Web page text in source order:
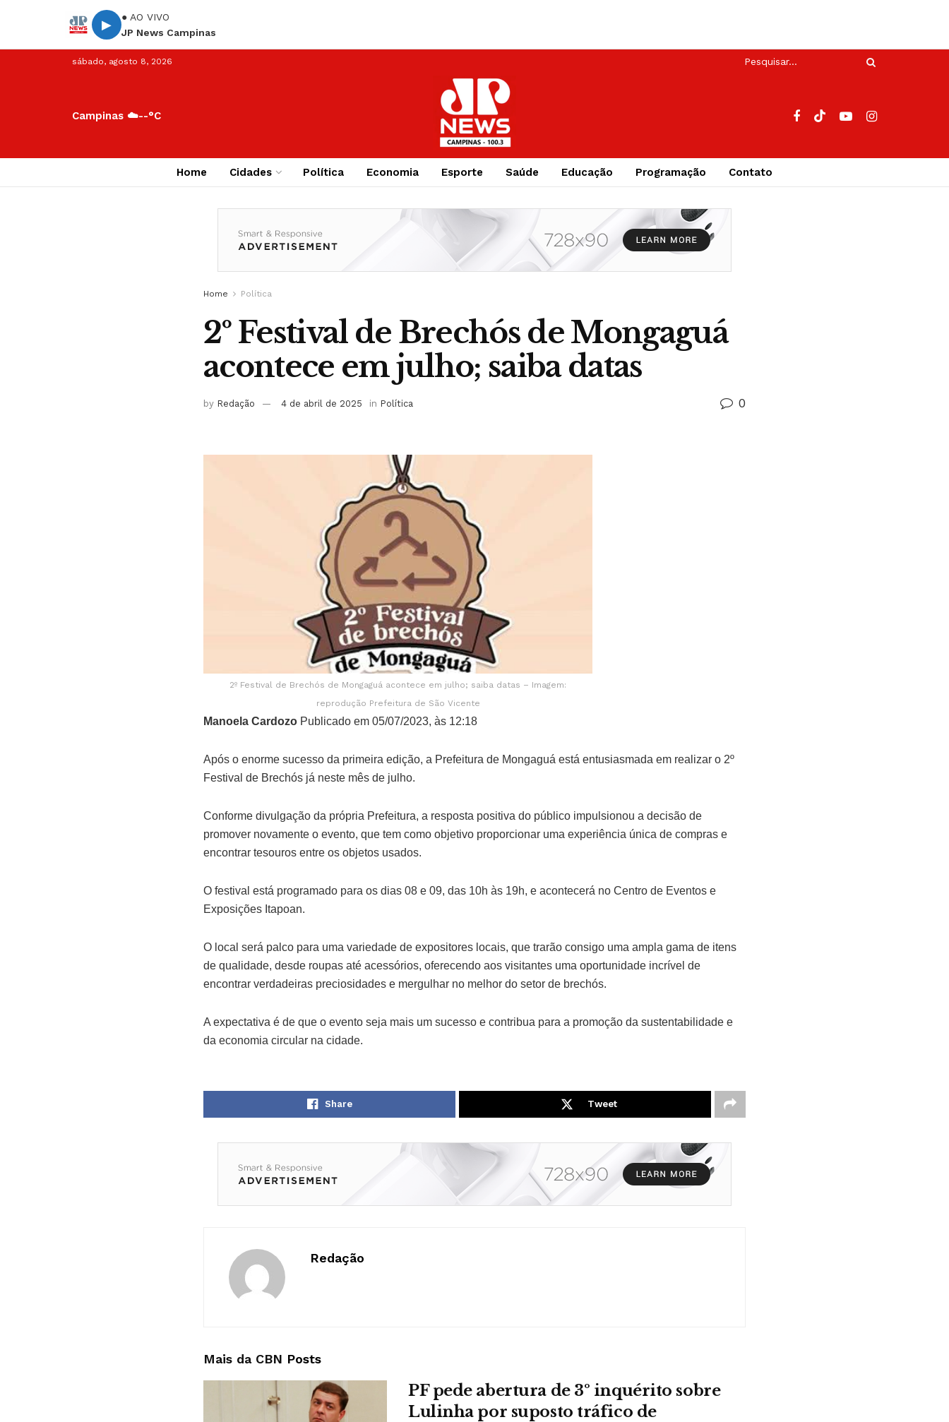
▶
● AO VIVO
JP News Campinas
sábado, agosto 8, 2026
Campinas ☁️--°C
Home Cidades Política Economia Esporte Saúde Educação Programação Contato
Home Política
2º Festival de Brechós de Mongaguá
acontece em julho; saiba datas
by Redação 4 de abril de 2025 in Política 0
2º Festival de Brechós de Mongaguá acontece em julho; saiba datas – Imagem:
reprodução Prefeitura de São Vicente
Manoela Cardozo Publicado em 05/07/2023, às 12:18
Após o enorme sucesso da primeira edição, a Prefeitura de Mongaguá está entusiasmada em realizar o 2º
Festival de Brechós já neste mês de julho.
Conforme divulgação da própria Prefeitura, a resposta positiva do público impulsionou a decisão de
promover novamente o evento, que tem como objetivo proporcionar uma experiência única de compras e
encontrar tesouros entre os objetos usados.
O festival está programado para os dias 08 e 09, das 10h às 19h, e acontecerá no Centro de Eventos e
Exposições Itapoan.
O local será palco para uma variedade de expositores locais, que trarão consigo uma ampla gama de itens
de qualidade, desde roupas até acessórios, oferecendo aos visitantes uma oportunidade incrível de
encontrar verdadeiras preciosidades e mergulhar no melhor do setor de brechós.
A expectativa é de que o evento seja mais um sucesso e contribua para a promoção da sustentabilidade e
da economia circular na cidade.
Share Tweet
Redação
Mais da CBN Posts
PF pede abertura de 3º inquérito sobre
Lulinha por suposto tráfico de